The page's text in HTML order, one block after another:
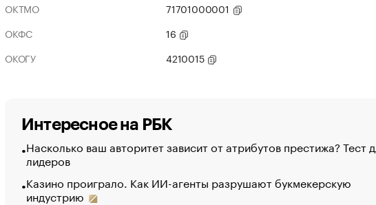
ОКТМО
71701000001
ОКФС
16
ОКОГУ
4210015
Интересное на РБК
Насколько ваш авторитет зависит от атрибутов престижа? Тест
лидеров
Казино проиграло. Как ИИ-агенты разрушают букмекерскую
индустрию